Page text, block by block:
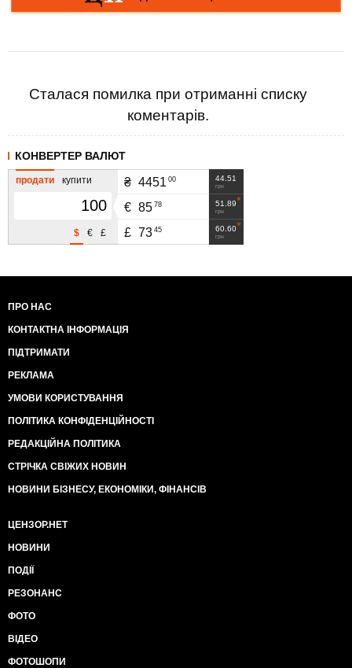
Сталася помилка при отриманні списку
коментарів.
КОНВЕРТЕР ВАЛЮТ
продати купити
£
€
$
44.51
грн
₴ 4451 00
51.89
грн
€ 85 78
60.60
грн
£ 73 45
ПРО НАС
КОНТАКТНА ІНФОРМАЦІЯ
ПІДТРИМАТИ
РЕКЛАМА
УМОВИ КОРИСТУВАННЯ
ПОЛІТИКА КОНФІДЕНЦІЙНОСТІ
РЕДАКЦІЙНА ПОЛІТИКА
СТРІЧКА СВІЖИХ НОВИН
НОВИНИ БІЗНЕСУ, ЕКОНОМІКИ, ФІНАНСІВ
ЦЕНЗОР.НЕТ
НОВИНИ
ПОДІЇ
РЕЗОНАНС
ФОТО
ВІДЕО
ФОТОШОПИ